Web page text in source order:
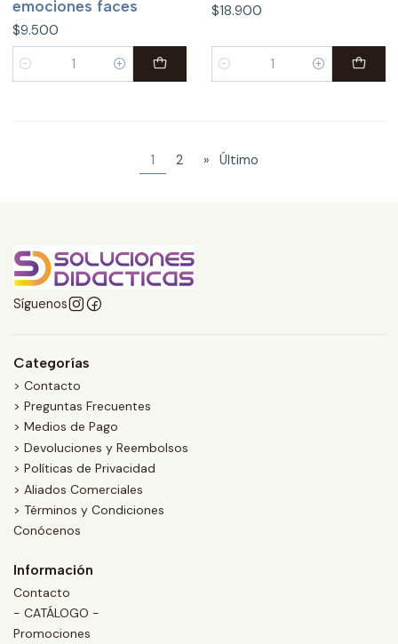
emociones faces
$9.500
Cantidad
$18.900
Cantidad
1 2 » Último
Síguenos
Categorías
> Contacto
> Preguntas Frecuentes
> Medios de Pago
> Devoluciones y Reembolsos
> Políticas de Privacidad
> Aliados Comerciales
> Términos y Condiciones
Conócenos
Información
Contacto
- CATÁLOGO -
Promociones